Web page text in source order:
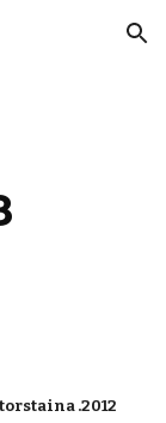
Skip to navigation
.2012